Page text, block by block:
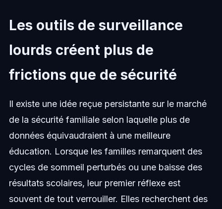
Les outils de surveillance
lourds créent plus de
frictions que de sécurité
Il existe une idée reçue persistante sur le marché
de la sécurité familiale selon laquelle plus de
données équivaudraient à une meilleure
éducation. Lorsque les familles remarquent des
cycles de sommeil perturbés ou une baisse des
résultats scolaires, leur premier réflexe est
souvent de tout verrouiller. Elles recherchent des